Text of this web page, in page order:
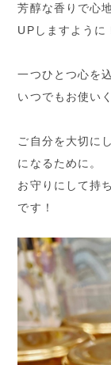
芳醇な香りで心
UPしますように
一つひとつ心を
いつでもお使い
ご自分を大切に
になるために。
お守りにして持
です！